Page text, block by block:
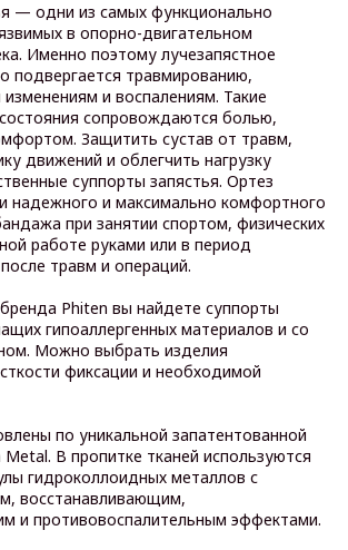
— одни из самых функционально
в опорно-двигательном
Именно поэтому лучезапястное
подвергается травмированию,
и воспалениям. Такие
сопровождаются болью,
Защитить сустав от травм,
движений и облегчить нагрузку
суппорты запястья. Ортез
надежного и максимально комфортного
при занятии спортом, физических
работе руками или в период
травм и операций.
Phiten вы найдете суппорты
гипоаллергенных материалов и со
Можно выбрать изделия
фиксации и необходимой
по уникальной запатентованной
Metal. В пропитке тканей используются
гидроколлоидных металлов с
восстанавливающим,
и противовоспалительным эффектами.